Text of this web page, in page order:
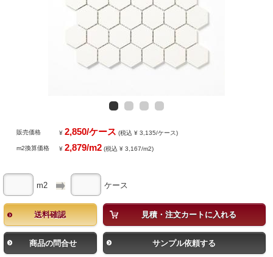
販売価格 ¥2,850/ケース (税込 ¥ 3,135/ケース)
m2換算価格 ¥2,879/m2 (税込 ¥ 3,167/m2)
m2 ケース
送料確認 見積・注文カートに入れる
商品の問合せ サンプル依頼する